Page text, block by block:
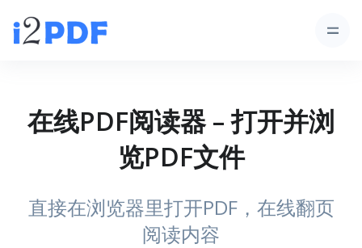
在线PDF阅读器 – 打开并浏
览PDF文件
直接在浏览器里打开PDF，在线翻页
阅读内容